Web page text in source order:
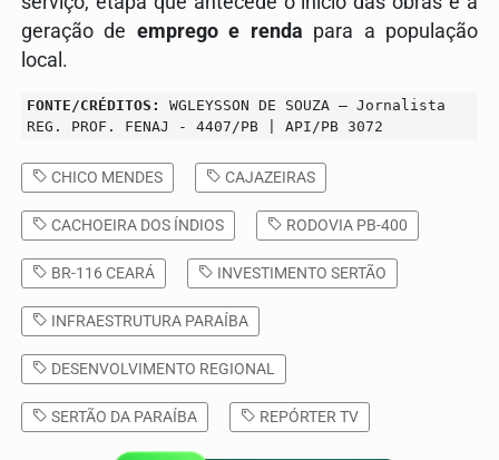
geração de emprego e renda para a população
local.
FONTE/CRÉDITOS:
WGLEYSSON DE SOUZA – Jornalista
REG. PROF. FENAJ - 4407/PB | API/PB 3072
CHICO MENDES CAJAZEIRAS
CACHOEIRA DOS ÍNDIOS RODOVIA PB-400
BR-116 CEARÁ INVESTIMENTO SERTÃO
INFRAESTRUTURA PARAÍBA
DESENVOLVIMENTO REGIONAL
SERTÃO DA PARAÍBA REPÓRTER TV